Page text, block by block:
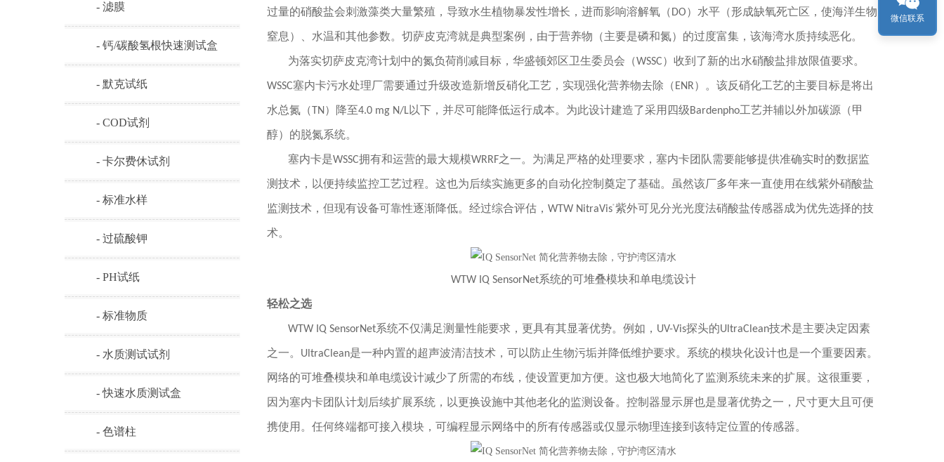
- 滤膜
- 钙/碳酸氢根快速测试盒
- 默克试纸
- COD试剂
- 卡尔费休试剂
- 标准水样
- 过硫酸钾
- PH试纸
- 标准物质
- 水质测试试剂
- 快速水质测试盒
- 色谱柱
过量的硝酸盐会刺激藻类大量繁殖，导致水生植物暴发性增长，进而影响溶解氧（DO）水平（形成缺氧死亡区，使海洋生物
窒息）、水温和其他参数。切萨皮克湾就是典型案例，由于营养物（主要是磷和氮）的过度富集，该海湾水质持续恶化。
为落实切萨皮克湾计划中的氮负荷削减目标，华盛顿郊区卫生委员会（WSSC）收到了新的出水硝酸盐排放限值要求。
WSSC塞内卡污水处理厂需要通过升级改造新增反硝化工艺，实现强化营养物去除（ENR）。该反硝化工艺的主要目标是将出
水总氮（TN）降至4.0 mg N/L以下，并尽可能降低运行成本。为此设计建造了采用四级Bardenpho工艺并辅以外加碳源（甲
醇）的脱氮系统。
塞内卡是WSSC拥有和运营的最大规模WRRF之一。为满足严格的处理要求，塞内卡团队需要能够提供准确实时的数据监
测技术，以便持续监控工艺过程。这也为后续实施更多的自动化控制奠定了基础。虽然该厂多年来一直使用在线紫外硝酸盐
监测技术，但现有设备可靠性逐渐降低。经过综合评估，WTW NitraVis® 紫外可见分光光度法硝酸盐传感器成为优先选择的技
术。
WTW IQ SensorNet系统的可堆叠模块和单电缆设计
轻松之选
WTW IQ SensorNet系统不仅满足测量性能要求，更具有其显著优势。例如，UV-Vis探头的UltraClean技术是主要决定因素
之一。UltraClean是一种内置的超声波清洁技术，可以防止生物污垢并降低维护要求。系统的模块化设计也是一个重要因素。
网络的可堆叠模块和单电缆设计减少了所需的布线，使设置更加方便。这也极大地简化了监测系统未来的扩展。这很重要，
因为塞内卡团队计划后续扩展系统，以更换设施中其他老化的监测设备。控制器显示屏也是显著优势之一，尺寸更大且可便
携使用。任何终端都可接入模块，可编程显示网络中的所有传感器或仅显示物理连接到该特定位置的传感器。
微信联系